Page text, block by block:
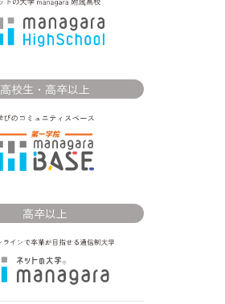
高校生・高卒以上
高卒以上